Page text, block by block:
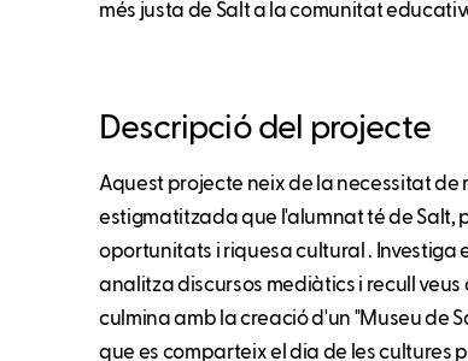
més justa de Salt a la comunitat
Descripció del projecte
Aquest projecte neix de la necessitat de
estigmatitzada que l'alumnat té de Salt,
oportunitats i riquesa cultural . Investiga
analitza discursos mediàtics i recull veus
culmina amb la creació d'un "Museu de
que es comparteix el dia de les cultures